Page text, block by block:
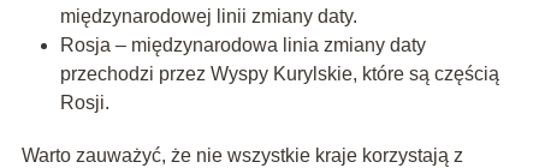
międzynarodowej linii zmiany daty.
Rosja – międzynarodowa linia zmiany daty
przechodzi przez Wyspy Kurylskie, które są częścią
Rosji.
Warto zauważyć, że nie wszystkie kraje korzystają z